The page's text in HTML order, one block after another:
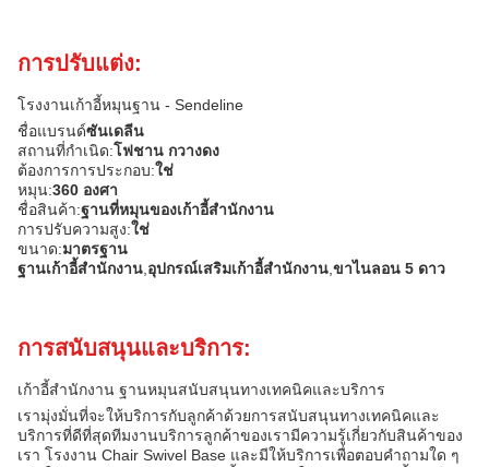
การปรับแต่ง:
โรงงานเก้าอี้หมุนฐาน - Sendeline
ชื่อแบรนด์ซันเดลีน
สถานที่กําเนิด:โฟชาน กวางดง
ต้องการการประกอบ:ใช่
หมุน:360 องศา
ชื่อสินค้า:ฐานที่หมุนของเก้าอี้สํานักงาน
การปรับความสูง:ใช่
ขนาด:มาตรฐาน
ฐานเก้าอี้สํานักงาน อุปกรณ์เสริมเก้าอี้สํานักงาน ขาไนลอน 5 ดาว
การสนับสนุนและบริการ:
เก้าอี้สํานักงาน ฐานหมุนสนับสนุนทางเทคนิคและบริการ
เรามุ่งมั่นที่จะให้บริการกับลูกค้าด้วยการสนับสนุนทางเทคนิคและ
บริการที่ดีที่สุดทีมงานบริการลูกค้าของเรามีความรู้เกี่ยวกับสินค้าของ
เรา โรงงาน Chair Swivel Base และมีให้บริการเพื่อตอบคําถามใด ๆ